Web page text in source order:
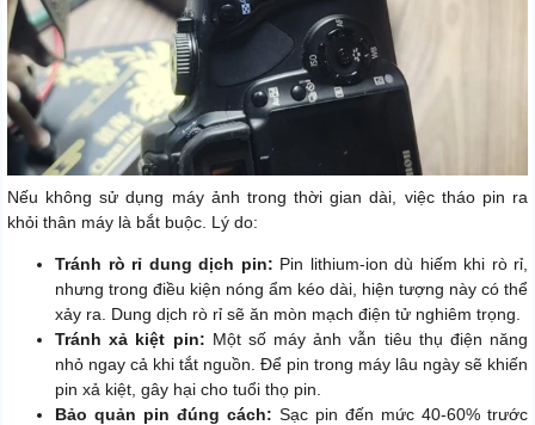
Nếu không sử dụng máy ảnh trong thời gian dài, việc tháo pin ra
khỏi thân máy là bắt buộc. Lý do:
Tránh rò rỉ dung dịch pin: Pin lithium-ion dù hiếm khi rò rỉ,
nhưng trong điều kiện nóng ẩm kéo dài, hiện tượng này có thể
xảy ra. Dung dịch rò rỉ sẽ ăn mòn mạch điện tử nghiêm trọng.
Tránh xả kiệt pin: Một số máy ảnh vẫn tiêu thụ điện năng
nhỏ ngay cả khi tắt nguồn. Để pin trong máy lâu ngày sẽ khiến
pin xả kiệt, gây hại cho tuổi thọ pin.
Bảo quản pin đúng cách: Sạc pin đến mức 40-60% trước